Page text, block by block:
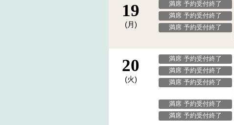
19
(月)
満席 予約受付終了
満席 予約受付終了
満席 予約受付終了
20
(火)
満席 予約受付終了
満席 予約受付終了
満席 予約受付終了
満席 予約受付終了
満席 予約受付終了